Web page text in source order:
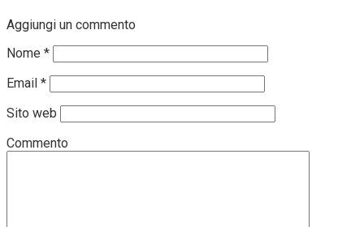
Aggiungi un commento
Nome *
Email *
Sito web
Commento